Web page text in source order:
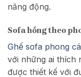
năng động.
Sofa hồng theo
Ghế sofa phong
với những ai thích
được thiết kế với